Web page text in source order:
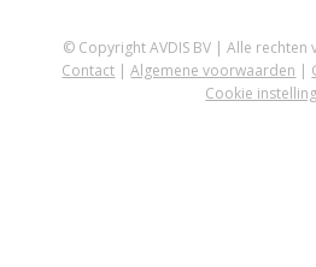
© Copyright AVDIS BV | Alle
Contact |Algemene voorwaarden |
Cookie